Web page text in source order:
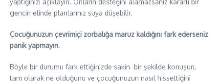
gencin elinde planlarınız suya düşebilir.
Çocuğunuzun çevrimiçi zorbalığa maruz kaldığını fark ederseniz
panik yapmayın.
Böyle bir durumu fark ettiğinizde sakin bir şekilde konuşun,
tam olarak ne olduğunu ve çocuğunuzun nasıl hissettiğini